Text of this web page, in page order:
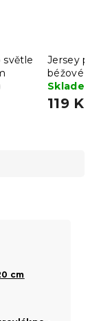
světle
Jersey
béžové 90
Skladem
119 Kč
cm